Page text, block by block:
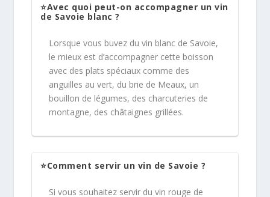
⭐Avec quoi peut-on accompagner un vin
de Savoie blanc ?
Lorsque vous buvez du vin blanc de Savoie,
le mieux est d’accompagner cette boisson
avec des plats spéciaux comme des
anguilles au vert, du brie de Meaux, un
bouillon de légumes, des charcuteries de
montagne, des châtaignes grillées.
⭐Comment servir un vin de Savoie ?
Si vous souhaitez servir du vin rouge de